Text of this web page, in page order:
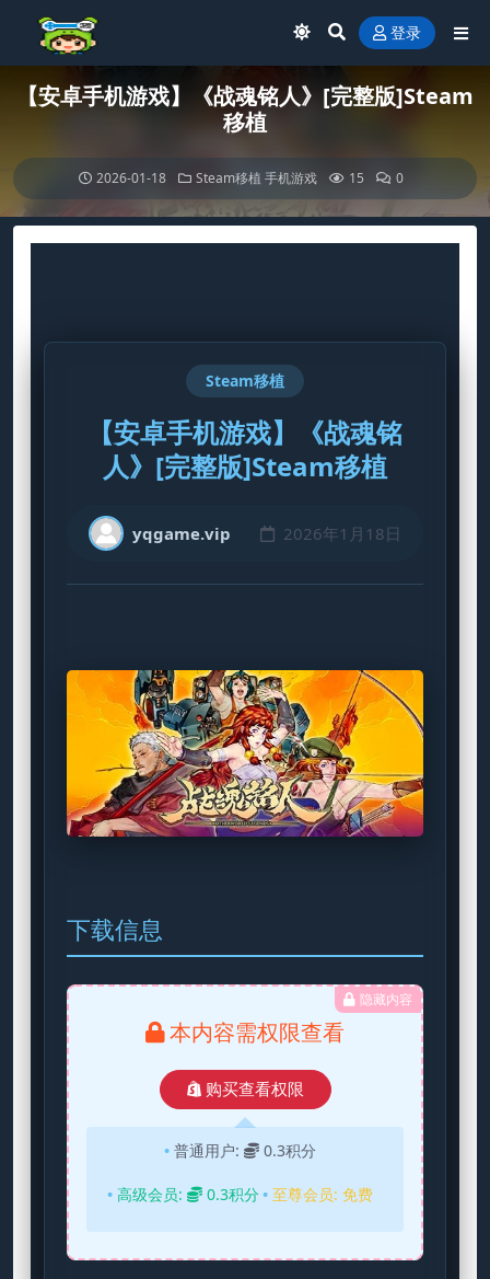
登录
【安卓手机游戏】《战魂铭人》[完整版]Steam
移植
2026-01-18 Steam移植 手机游戏 15 0
Steam移植
【安卓手机游戏】《战魂铭
人》[完整版]Steam移植
yqgame.vip 2026年1月18日
下载信息
隐藏内容
本内容需权限查看
购买查看权限
普通用户: 0.3积分
高级会员: 0.3积分 至尊会员: 免费